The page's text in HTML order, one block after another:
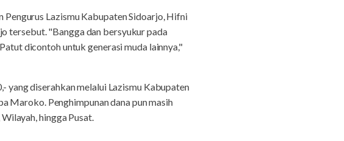
Pengurus Lazismu Kabupaten Sidoarjo, Hifni
tersebut. "Bangga dan bersyukur pada
dicontoh untuk generasi muda lainnya,"
yang diserahkan melalui Lazismu Kabupaten
Maroko. Penghimpunan dana pun masih
hingga Pusat.